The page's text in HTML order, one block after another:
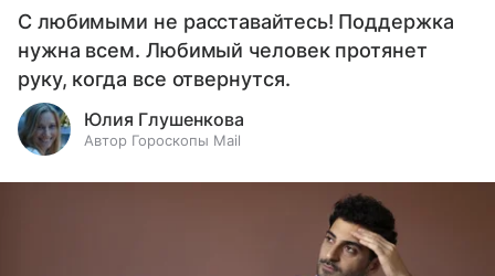
С любимыми не расставайтесь! Поддержка
нужна всем. Любимый человек протянет
руку, когда все отвернутся.
Юлия Глушенкова
Автор Гороскопы Mail